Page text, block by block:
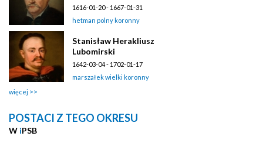
1616-01-20 - 1667-01-31
hetman polny koronny
Stanisław Herakliusz
Lubomirski
1642-03-04 - 1702-01-17
marszałek wielki koronny
więcej
POSTACI Z TEGO OKRESU
W iPSB